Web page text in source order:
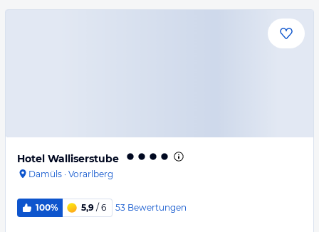
Hotel Walliserstube
Damüls · Vorarlberg
100% 5,9 / 6 53 Bewertungen